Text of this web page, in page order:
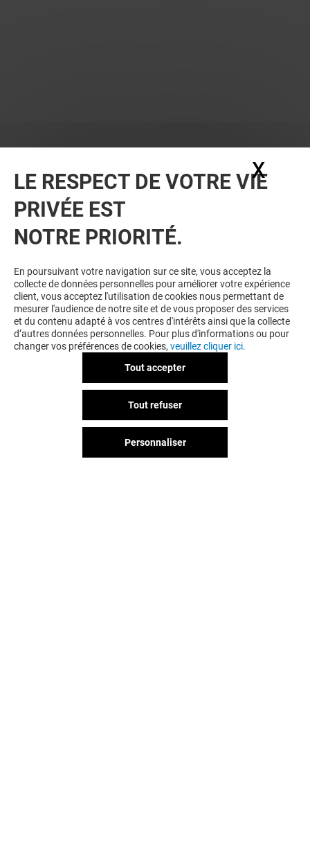
LE RESPECT DE VOTRE VIE
PRIVÉE EST
NOTRE PRIORITÉ.
En poursuivant votre navigation sur ce site, vous acceptez la
collecte de données personnelles pour améliorer votre expérience
client, vous acceptez l'utilisation de cookies nous permettant de
mesurer l'audience de notre site et de vous proposer des services
et du contenu adapté à vos centres d'intérêts ainsi que la collecte
d’autres données personnelles. Pour plus d'informations ou pour
changer vos préférences de cookies, veuillez cliquer ici.
Tout accepter
Tout refuser
Personnaliser
X